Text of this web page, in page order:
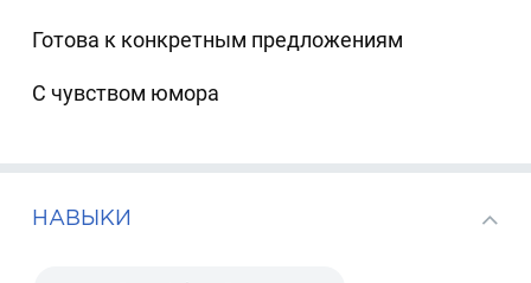
Готова к конкретным предложениям
С чувством юмора
НАВЫКИ